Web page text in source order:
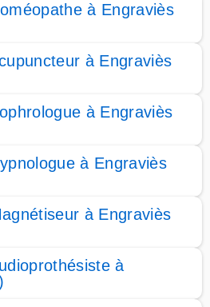
à Engraviès
à Engraviès
à Engraviès
à Engraviès
à Engraviès
à